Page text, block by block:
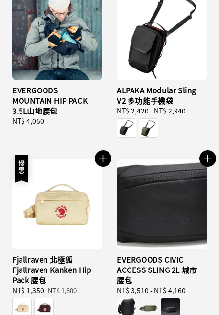
EVERGOODS
MOUNTAIN HIP PACK
3.5L山地腰包
Regular
NT$ 4,050
ALPAKA Modular Sling
V2 多功能手機袋
Regular
price
NT$ 2,420 - NT$ 2,940
優惠
Fjallraven 北極狐
Fjallraven Kanken Hip
Pack 腰包
Sale
price
NT$ 1,350 Regular
price
NT$ 1,800
EVERGOODS CIVIC
ACCESS SLING 2L 城市
腰包
Regular
price
NT$ 3,510 - NT$ 4,160